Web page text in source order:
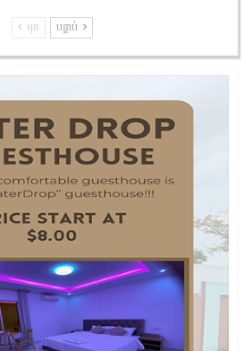
មុន បន្ទាប់